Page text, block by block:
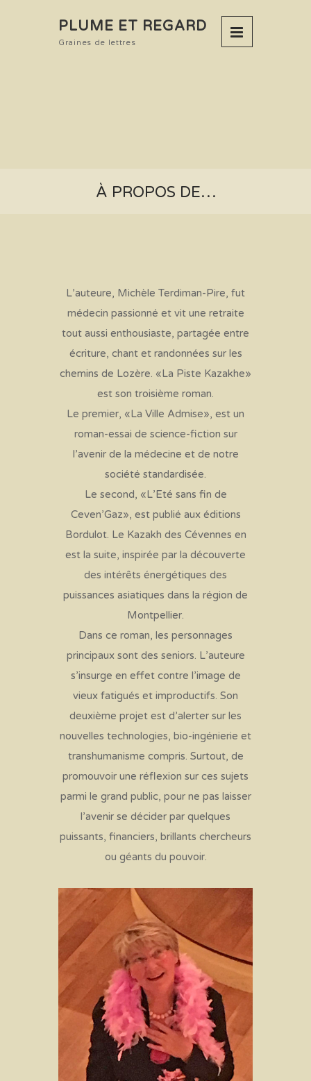
PLUME ET REGARD
Graines de lettres
À PROPOS DE…
L’auteure, Michèle Terdiman-Pire, fut
médecin passionné et vit une retraite
tout aussi enthousiaste, partagée entre
écriture, chant et randonnées sur les
chemins de Lozère. «La Piste Kazakhe»
est son troisième roman.
Le premier, «La Ville Admise», est un
roman-essai de science-fiction sur
l’avenir de la médecine et de notre
société standardisée.
Le second, «L’Eté sans fin de
Ceven’Gaz», est publié aux éditions
Bordulot. Le Kazakh des Cévennes en
est la suite, inspirée par la découverte
des intérêts énergétiques des
puissances asiatiques dans la région de
Montpellier.
Dans ce roman, les personnages
principaux sont des seniors. L’auteure
s’insurge en effet contre l’image de
vieux fatigués et improductifs. Son
deuxième projet est d’alerter sur les
nouvelles technologies, bio-ingénierie et
transhumanisme compris. Surtout, de
promouvoir une réflexion sur ces sujets
parmi le grand public, pour ne pas laisser
l’avenir se décider par quelques
puissants, financiers, brillants chercheurs
ou géants du pouvoir.